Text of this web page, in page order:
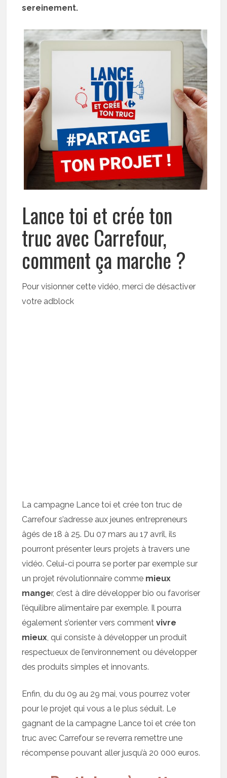
sereinement.
Lance toi et crée ton
truc avec Carrefour,
comment ça marche ?
Pour visionner cette vidéo, merci de désactiver
votre adblock
La campagne Lance toi et crée ton truc de
Carrefour s’adresse aux jeunes entrepreneurs
âgés de 18 à 25. Du 07 mars au 17 avril, ils
pourront présenter leurs projets à travers une
vidéo. Celui-ci pourra se porter par exemple sur
un projet révolutionnaire comme mieux
manger, c’est à dire développer bio ou favoriser
l’équilibre alimentaire par exemple. Il pourra
également s’orienter vers commentvivre
mieux , qui consiste à développer un produit
respectueux de l’environnement ou développer
des produits simples et innovants.
Enfin, du du 09 au 29 mai, vous pourrez voter
pour le projet qui vous a le plus séduit. Le
gagnant de la campagne Lance toi et crée ton
truc avec Carrefour se reverra remettre une
récompense pouvant aller jusqu’à 20 000 euros.